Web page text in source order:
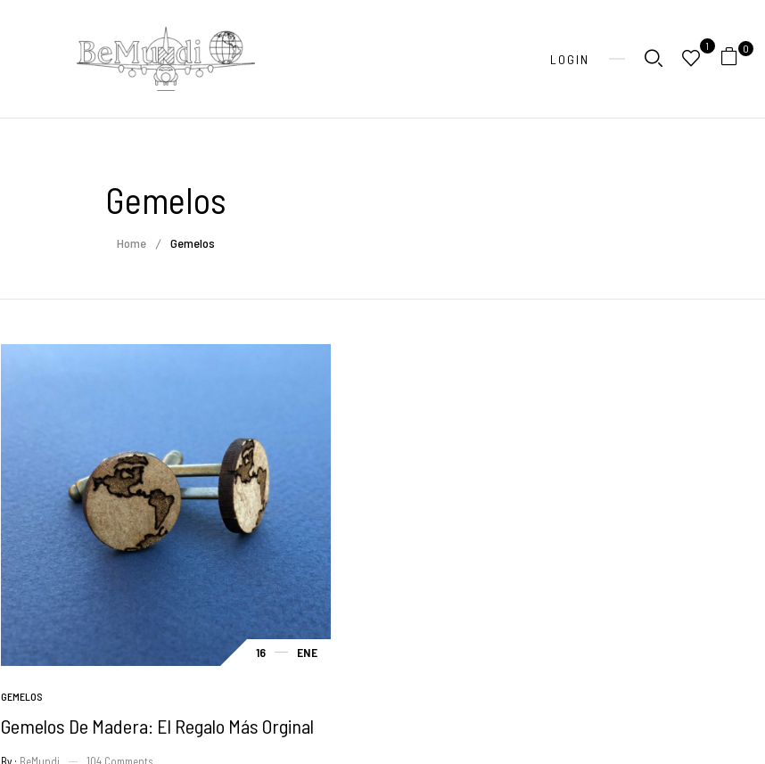
LOGIN
1 0
Gemelos
Home Gemelos
16 ENE
GEMELOS
Gemelos De Madera: El Regalo Más Orginal